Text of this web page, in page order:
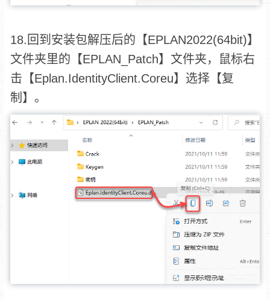
18.回到安装包解压后的【EPLAN2022(64bit)】
文件夹里的【EPLAN_Patch】文件夹，鼠标右
击【Eplan.IdentityClient.Coreu】选择【复
制】。